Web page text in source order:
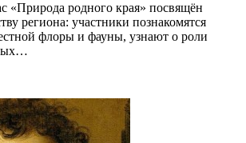
«Природа родного края» посвящён
региона: участники познакомятся
флоры и фауны, узнают о роли